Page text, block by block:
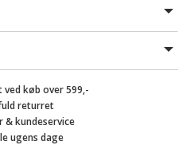
køb over 599,-
returret
& kundeservice
ugens dage